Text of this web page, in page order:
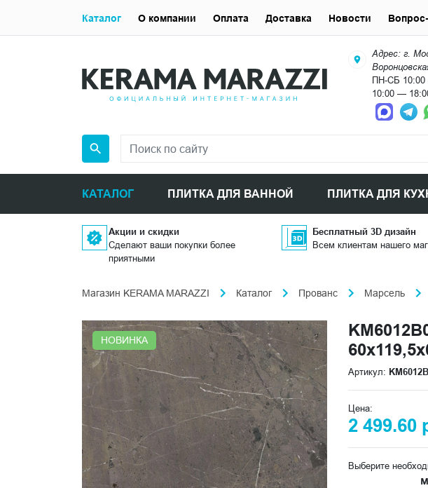
Адрес: г.
ПН-СБ
10:00 —
КАТАЛОГ ПЛИТКА ДЛЯ ВАННОЙ ПЛИТКА ДЛЯ
Каталог О компании Оплата Доставка Новости
Акции и скидки
Сделают ваши покупки более
приятными
Бесплатный 3D дизайн
Всем клиентам нашего
Магазин KERAMA MARAZZI Каталог Прованс Марсель
НОВИНКА
Артикул:
Цена:
2 499.60
Выберите